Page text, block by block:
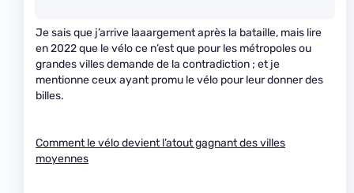
Je sais que j’arrive laaargement après la bataille, mais lire
en 2022 que le vélo ce n’est que pour les métropoles ou
grandes villes demande de la contradiction ; et je
mentionne ceux ayant promu le vélo pour leur donner des
billes.
Comment le vélo devient l’atout gagnant des villes
moyennes